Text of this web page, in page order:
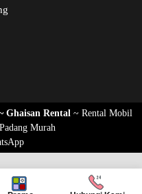
Ghaisan Rental ~ Rental Mobil
Murah